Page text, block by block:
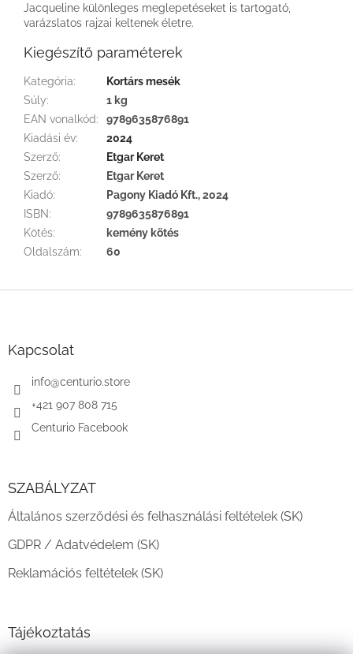
Jacqueline különleges meglepetéseket is tartogató,
varázslatos rajzai keltenek életre.
Kiegészítő paraméterek
Kategória:
Kortárs mesék
Súly:
1 kg
EAN vonalkód:
9789635876891
Kiadási év:
2024
Szerző:
Etgar Keret
Szerző:
Etgar Keret
Kiadó:
Pagony Kiadó Kft., 2024
ISBN:
9789635876891
Kötés:
kemény kötés
Oldalszám: 60
Kapcsolat
info@centurio.store
+421 907 808 715
Centurio Facebook
SZABÁLYZAT
Általános szerződési és felhasználási feltételek (SK)
GDPR / Adatvédelem (SK)
Reklamációs feltételek (SK)
Tájékoztatás